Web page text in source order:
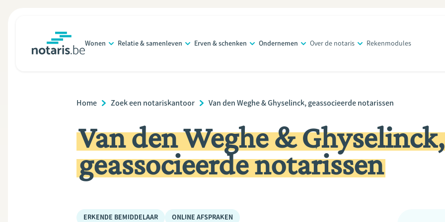
Wonen Relatie & samenleven Erven & schenken Ondernemen Over de notaris Rekenmodules
Breadcrumb
Home Zoek een notariskantoor Van den Weghe & Ghyselinck, geassocieerde notarissen
Van den Weghe & Ghyselinck,
geassocieerde notarissen
ERKENDE BEMIDDELAAR ONLINE AFSPRAKEN